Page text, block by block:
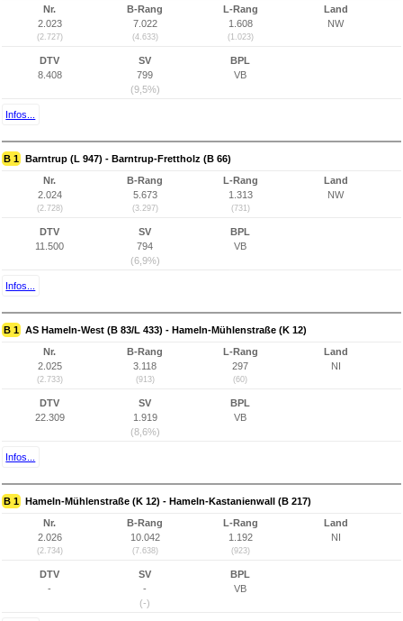
Nr.
2.023
(2.727)
B-Rang
7.022
(4.633)
L-Rang
1.608
(1.023)
Land
NW
DTV
8.408
SV
799
(9,5%)
BPL
VB
Infos...
B 1 Barntrup (L 947) - Barntrup-Frettholz (B 66)
Nr.
2.024
(2.728)
B-Rang
5.673
(3.297)
L-Rang
1.313
(731)
Land
NW
DTV
11.500
SV
794
(6,9%)
BPL
VB
Infos...
B 1 AS Hameln-West (B 83/L 433) - Hameln-Mühlenstraße (K 12)
Nr.
2.025
(2.733)
B-Rang
3.118
(913)
L-Rang
297
(60)
Land
NI
DTV
22.309
SV
1.919
(8,6%)
BPL
VB
Infos...
B 1 Hameln-Mühlenstraße (K 12) - Hameln-Kastanienwall (B 217)
Nr.
2.026
(2.734)
B-Rang
10.042
(7.638)
L-Rang
1.192
(923)
Land
NI
DTV
-
SV
-
(-)
BPL
VB